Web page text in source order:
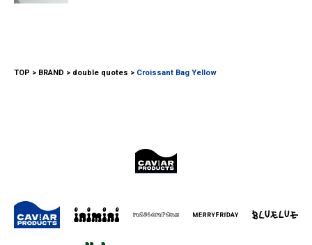
TOP BRAND double quotes Croissant Bag Yellow